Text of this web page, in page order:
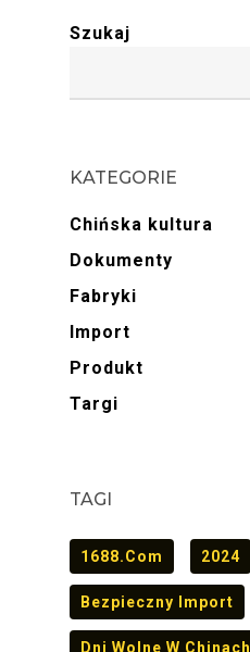
Szukaj
KATEGORIE
Chińska kultura
Dokumenty
Fabryki
Import
Produkt
Targi
TAGI
1688.com 2024
Bezpieczny Import
Dni Wolne W Chinach